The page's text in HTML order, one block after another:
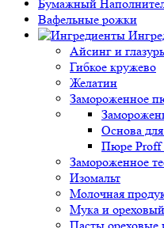
Бумажный
Вафельные рожки
Айсинг и
Гибкое кружево
Желатин
Замороженное
Основа
Пюре Proff
Замороженное
Изомальт
Молочная
Мука и